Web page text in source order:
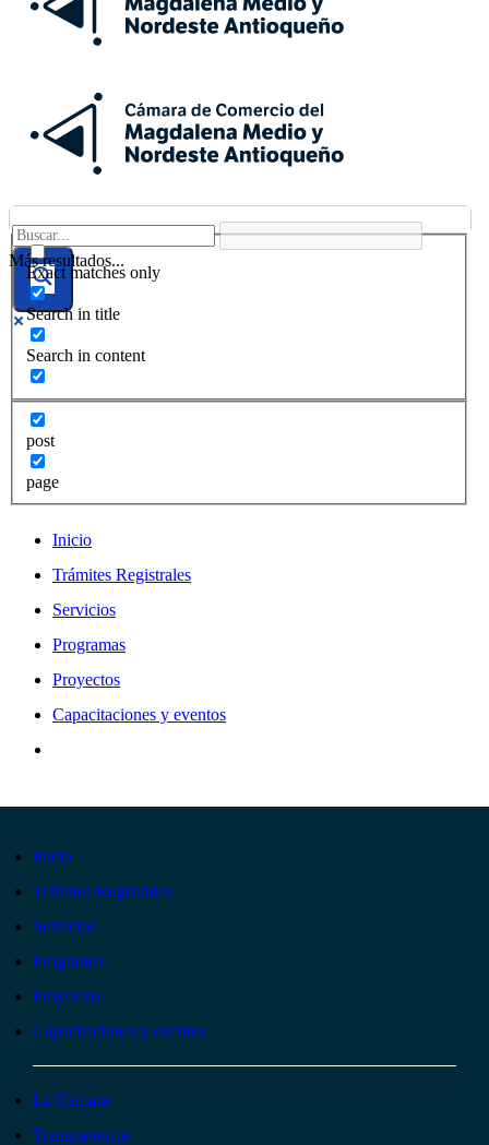
Más resultados...
Exact matches only
Search in title
Search in content
post
page
Inicio
Trámites Registrales
Servicios
Programas
Proyectos
Capacitaciones y eventos
Inicio
Trámites Registrales
Servicios
Programas
Proyectos
Capacitaciones y eventos
La Cámara
Transparencia